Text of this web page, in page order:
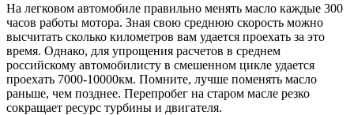
На легковом автомобиле правильно менять масло каждые 300
часов работы мотора. Зная свою среднюю скорость можно
высчитать сколько километров вам удается проехать за это
время. Однако, для упрощения расчетов в среднем
российскому автомобилисту в смешенном цикле удается
проехать 7000-10000км. Помните, лучше поменять масло
раньше, чем позднее. Перепробег на старом масле резко
сокращает ресурс турбины и двигателя.